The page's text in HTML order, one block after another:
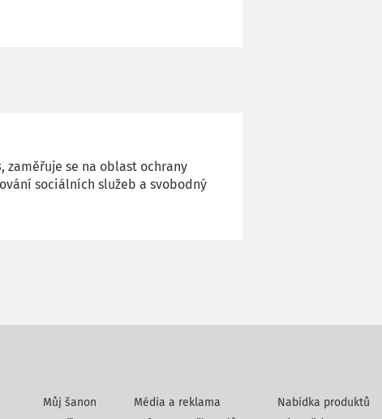
zaměřuje se na oblast ochrany
sociálních služeb a svobodný
Můj šanon
Média a reklama
Nabídka produktů